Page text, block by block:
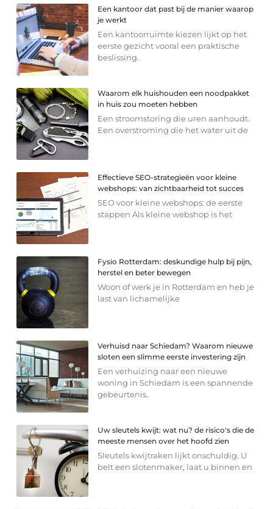
Een kantoor dat past bij de manier waarop
je werkt
Een kantoorruimte kiezen lijkt op het
eerste gezicht vooral een praktische
beslissing.
Waarom elk huishouden een noodpakket
in huis zou moeten hebben
Een stroomstoring die uren aanhoudt.
Een overstroming die het water uit de
Effectieve SEO-strategieën voor kleine
webshops: van zichtbaarheid tot succes
SEO voor kleine webshops: de eerste
stappen Als kleine webshop is het
Fysio Rotterdam: deskundige hulp bij pijn,
herstel en beter bewegen
Woon of werk je in Rotterdam en heb je
last van lichamelijke
Verhuisd naar Schiedam? Waarom nieuwe
sloten een slimme eerste investering zijn
Een verhuizing naar een nieuwe
woning in Schiedam is een spannende
gebeurtenis.
Uw sleutels kwijt: wat nu? de risico's die de
meeste mensen over het hoofd zien
Sleutels kwijtraken lijkt onschuldig. U
belt een slotenmaker, laat u binnen en